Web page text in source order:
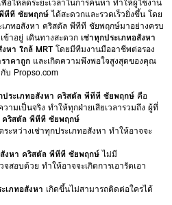
เพื่อให้ลดระยะเวลาในการค้นหา ทำให้ผู้ใช้งาน
ทีที ชัยพฤกษ์ได้สะดวกและรวดเร็วยิ่งขึ้น โดย
เภทอสังหา คริสตัล พีทีที ชัยพฤกษ์มาอย่างครบ
ข้าอยู่ เดินทางสะดวกเช่าทุกประเภทอสังหา
หา ใกล้ MRT โดยมีทีมงานมืออาชีพต่อรอง
าคาถูก และเกิดความพึงพอใจสูงสุดของคุณ
บ Propso.com
ประเภทอสังหา คริสตัล พีทีที ชัยพฤกษ์ คือ
มเป็นจริง ทำให้ทุกฝ่ายเสียเวลารวมถึง ผู้ที่
คริสตัล พีทีที ชัยพฤกษ์
หว่างเช่าทุกประเภทอสังหา ทำให้อาจจะ
สังหา คริสตัล พีทีที ชัยพฤกษ์ไม่มี
สอบด้วย ทำให้อาจจะเกิดการเอารัดเอา
เภทอสังหา เกิดขึ้นไม่สามารถติดต่อใครได้